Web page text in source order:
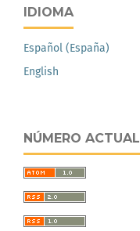
IDIOMA
Español (España)
English
NÚMERO ACTUAL